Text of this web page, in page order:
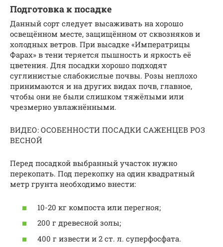
Подготовка к посадке
Данный сорт следует высаживать на хорошо
освещённом месте, защищённом от сквозняков и
холодных ветров. При высадке «Императрицы
Фарах» в тени теряется пышность и яркость её
цветения. Для посадки хорошо подходят
суглинистые слабокислые почвы. Розы неплохо
принимаются и на других видах почв, главное,
чтобы они не были слишком тяжёлыми или
чрезмерно увлажнёнными.
ВИДЕО: ОСОБЕННОСТИ ПОСАДКИ САЖЕНЦЕВ РОЗ
ВЕСНОЙ
Перед посадкой выбранный участок нужно
перекопать. Под перекопку на один квадратный
метр грунта необходимо внести:
10-20 кг компоста или перегноя;
200 г древесной золы;
400 г извести и 2 ст. л. суперфосфата.